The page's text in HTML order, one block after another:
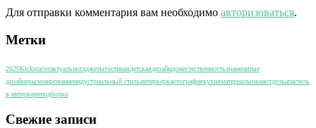
Для отправки комментария вам необходимо авторизоваться.
Метки
2020Kickstarterактуальногаджетыгостинаядетскаядизайндоместественностьзнаменитые
дизайнерызонированиеиндустриальный стильинтерьеркартографиякухняматериалыокнаотделкапастель
в интерьереподборка
Свежие записи